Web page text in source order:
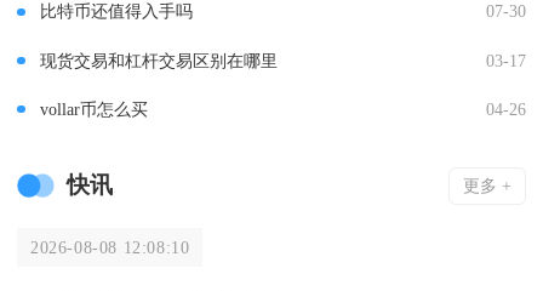
比特币还值得入手吗 07-30
现货交易和杠杆交易区别在哪里 03-17
vollar币怎么买 04-26
快讯 更多 +
2026-08-08 12:08:10